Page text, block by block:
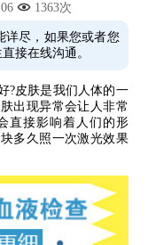
1363次
详尽，如果您或者您
接在线沟通。
皮肤是我们人体的一
出现异常会让人非常
直接影响着人们的形
多久照一次激光效果